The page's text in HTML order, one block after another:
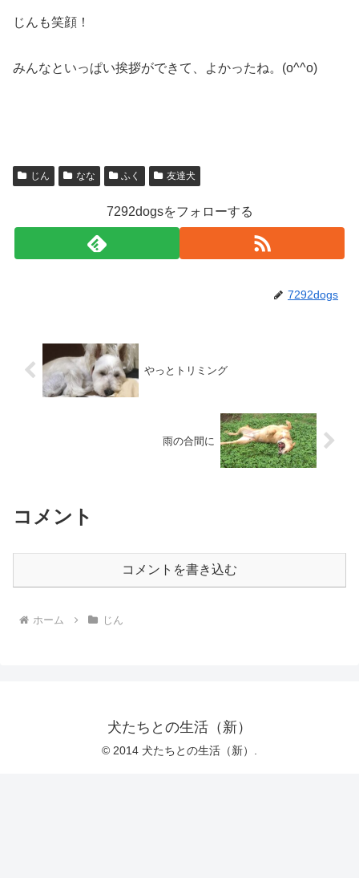
じんも笑顔！
みんなといっぱい挨拶ができて、よかったね。(o^^o)
じん なな ふく 友達犬
7292dogsをフォローする
7292dogs
やっとトリミング
雨の合間に
コメント
コメントを書き込む
ホーム じん
犬たちとの生活（新）
© 2014 犬たちとの生活（新）.